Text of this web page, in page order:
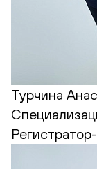
Турчина